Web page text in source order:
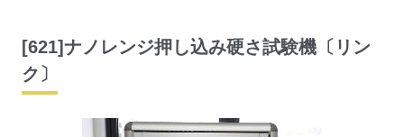
[621]ナノレンジ押し込み硬さ試験機〔リン
ク〕